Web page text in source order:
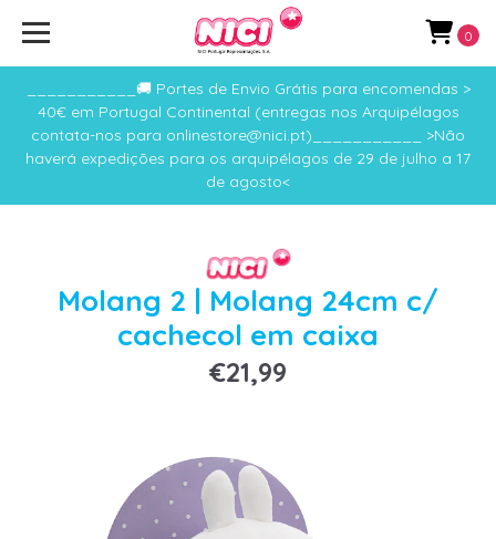
___________🚚 Portes de Envio Grátis para encomendas >
40€ em Portugal Continental (entregas nos Arquipélagos
contata-nos para onlinestore@nici.pt)___________ >Não
haverá expedições para os arquipélagos de 29 de julho a 17
de agosto<
0
Molang 2 | Molang 24cm c/
cachecol em caixa
€21,99